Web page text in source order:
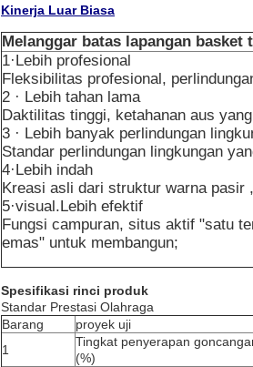
Kinerja Luar Biasa
Melanggar batas lapangan basket
1·Lebih profesional
Fleksibilitas profesional,
2 · Lebih tahan lama
Daktilitas tinggi, ketahanan aus
3 · Lebih banyak perlindungan
Standar perlindungan lingkungan
4·Lebih indah
Kreasi asli dari struktur warna pasir
5·visual.Lebih efektif
Fungsi campuran, situs aktif "satu
emas" untuk membangun;
Spesifikasi rinci produk
Standar Prestasi Olahraga
Barang
proyek uji
1
Tingkat penyerapan
(%)